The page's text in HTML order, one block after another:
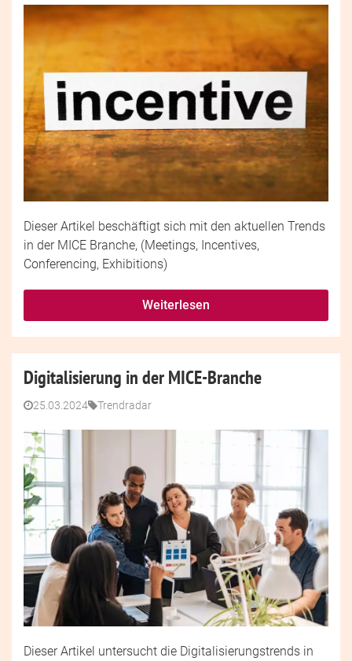
Dieser Artikel beschäftigt sich mit den aktuellen Trends
in der MICE Branche, (Meetings, Incentives,
Conferencing, Exhibitions)
Weiterlesen
Digitalisierung in der MICE-Branche
25.03.2024 Trendradar
Dieser Artikel untersucht die Digitalisierungstrends in